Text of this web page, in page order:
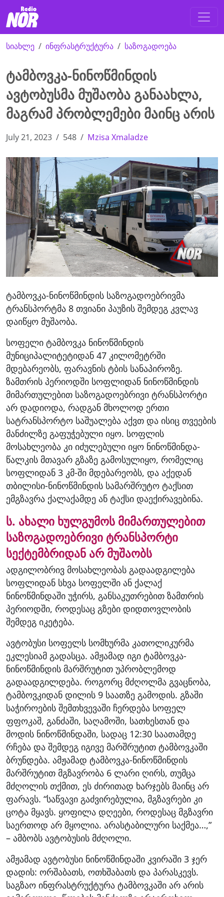
სიახლე ინფრასტრუქტურა საზოგადოება
ტამბოვკა-ნინოწმინდის
ავტობუსმა მუშაობა განაახლა,
მაგრამ პრობლემები მაინც არის
July 21, 2023 548 Mzisa Xmaladze
ტამბოვკა-ნინოწმინდის საზოგადოებრივმა
ტრანსპორტმა 8 თვიანი პაუზის შემდეგ კვლავ
დაიწყო მუშაობა.
სოფელი ტამბოვკა ნინოწმინდის
მუნიციპალიტეტიდან 47 კილომეტრში
მდებარეობს, ფარავნის ტბის სანაპიროზე.
ზამთრის პერიოდში სოფლიდან ნინოწმინდის
მიმართულებით საზოგადოებრივი ტრანსპორტი
არ დადიოდა, რადგან მხოლოდ ერთი
სატრანსპორტო საშუალება აქვთ და ისიც თვეების
მანძილზე გაფუჭებული იყო. სოფლის
მოსახლეობა კი იძულებული იყო ნინოწმინდა-
წალკის მთავარ გზაზე გამოსულიყო, რომელიც
სოფლიდან 3 კმ-ში მდებარეობს, და აქედან
თბილისი-ნინოწმინდის სამარშრუტო ტაქსით
ემგზავრა ქალაქამდე ან ტაქსი დაექირავებინა.
ს. ახალი ხულგუმოს მიმართულებით
საზოგადოებრივი ტრანსპორტი
სექტემბრიდან არ მუშაობს
ადგილობრივ მოსახლეობას გადაადგილება
სოფლიდან სხვა სოფელში ან ქალაქ
ნინოწმინდაში უჭირს, განსაკუთრებით ზამთრის
პერიოდში, როდესაც გზები დიდთოვლობის
შემდეგ იკეტება.
ავტობუსი სოფელს სომხურმა კათოლიკურმა
ეკლესიამ გადასცა. ამჟამად იგი ტამბოვკა-
ნინოწმინდის მარშრუტით უპრობლემოდ
გადაადგილდება. როგორც მძღოლმა გვაცნობა,
ტამბოვკიდან დილის 9 საათზე გამოდის. გზაში
საჭიროების შემთხვევაში ჩერდება სოფელ
ფფოკაშ, განძაში, საღამოში, სათხესთან და
მოდის ნინოწმინდაში, სადაც 12:30 საათამდე
რჩება და შემდეგ იგივე მარშრუტით ტამბოვკაში
ბრუნდება. ამჟამად ტამბოვკა-ნინოწმინდის
მარშრუტით მგზავრობა 6 ლარი ღირს, თუმცა
მძღოლის თქმით, ეს ძირითად ხარჯებს მაინც არ
ფარავს. “საწვავი გაძვირებულია, მგზავრები კი
ცოტა მყავს. ყოფილა დღეები, როდესაც მგზავრი
საერთოდ არ მყოლია. არასტაბილური საქმეა…,”
– ამბობს ავტობუსის მძღოლი.
ამჟამად ავტობუსი ნინოწმინდაში კვირაში 3 ჯერ
დადის: ორშაბათს, ოთხშაბათს და პარასკევს.
საგზაო ინფრასტრუქტურა ტამბოვკაში არ არის